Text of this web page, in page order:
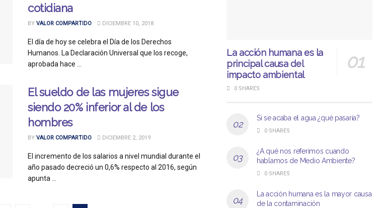
cotidiana
BY VALOR COMPARTIDO DICIEMBRE 10, 2018
El día de hoy se celebra el Día de los Derechos
Humanos. La Declaración Universal que los recoge,
aprobada hace ...
El sueldo de las mujeres sigue
siendo 20% inferior al de los
hombres
BY VALOR COMPARTIDO DICIEMBRE 2, 2019
El incremento de los salarios a nivel mundial durante el
año pasado decreció un 0,6% respecto al 2016, según
apunta ...
La acción humana es la
principal causa del
impacto ambiental
0 SHARES
Si se acaba el agua ¿qué pasaría?
0 SHARES
¿A qué nos referimos cuando
hablamos de Medio Ambiente?
0 SHARES
La acción humana es la mayor causa
de la contaminación